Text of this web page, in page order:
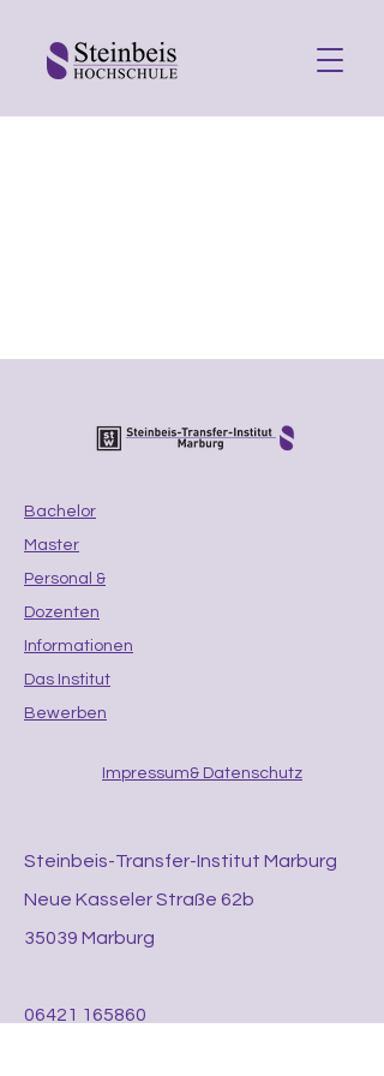
Bachelor
Master
Personal &
Dozenten
Informationen
Das Institut
Bewerben
Impressum& Datenschutz
Steinbeis-Transfer-Institut Marburg
Neue Kasseler Straße 62b
35039 Marburg
06421 165860